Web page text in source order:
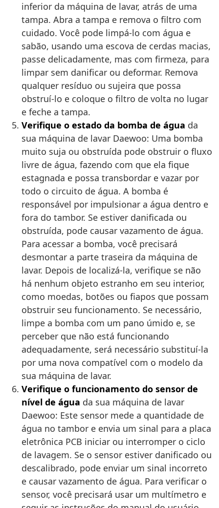
inferior da máquina de lavar, atrás de uma
tampa. Abra a tampa e remova o filtro com
cuidado. Você pode limpá-lo com água e
sabão, usando uma escova de cerdas macias,
passe delicadamente, mas com firmeza, para
limpar sem danificar ou deformar. Remova
qualquer resíduo ou sujeira que possa
obstruí-lo e coloque o filtro de volta no lugar
e feche a tampa.
Verifique o estado da bomba de água da
sua máquina de lavar Daewoo: Uma bomba
muito suja ou obstruída pode obstruir o fluxo
livre de água, fazendo com que ela fique
estagnada e possa transbordar e vazar por
todo o circuito de água. A bomba é
responsável por impulsionar a água dentro e
fora do tambor. Se estiver danificada ou
obstruída, pode causar vazamento de água.
Para acessar a bomba, você precisará
desmontar a parte traseira da máquina de
lavar. Depois de localizá-la, verifique se não
há nenhum objeto estranho em seu interior,
como moedas, botões ou fiapos que possam
obstruir seu funcionamento. Se necessário,
limpe a bomba com um pano úmido e, se
perceber que não está funcionando
adequadamente, será necessário substituí-la
por uma nova compatível com o modelo da
sua máquina de lavar.
Verifique o funcionamento do sensor de
nível de água da sua máquina de lavar
Daewoo: Este sensor mede a quantidade de
água no tambor e envia um sinal para a placa
eletrônica PCB iniciar ou interromper o ciclo
de lavagem. Se o sensor estiver danificado ou
descalibrado, pode enviar um sinal incorreto
e causar vazamento de água. Para verificar o
sensor, você precisará usar um multímetro e